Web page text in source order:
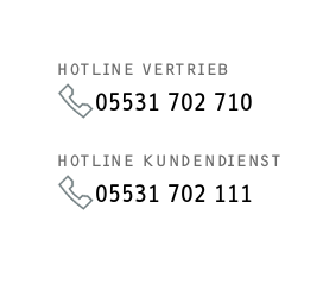
HOTLINE VERTRIEB
05531 702 710
HOTLINE KUNDENDIENST
05531 702 111